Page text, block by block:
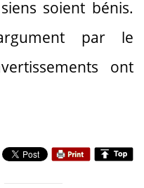
soient bénis.
par le
ont